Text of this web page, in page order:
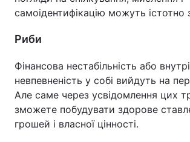
самоідентифікацію можуть істотно
Риби
Фінансова нестабільність або
невпевненість у собі вийдуть на
Але саме через усвідомлення цих
зможете побудувати здорове
грошей і власної цінності.